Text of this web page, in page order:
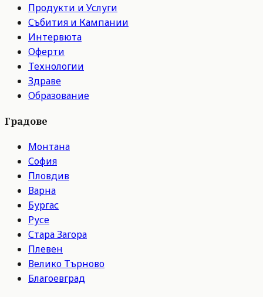
Продукти и Услуги
Събития и Кампании
Интервюта
Оферти
Технологии
Здраве
Образование
Градове
Монтана
София
Пловдив
Варна
Бургас
Русе
Стара Загора
Плевен
Велико Търново
Благоевград